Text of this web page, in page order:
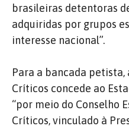
brasileiras detentoras
adquiridas por grupos
interesse nacional”.
Para a bancada
Críticos concede ao
“por meio do Conselho
Críticos, vinculado à